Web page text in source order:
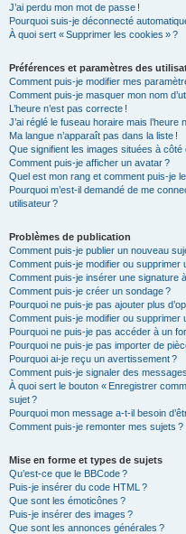
J’ai perdu mon mot de passe !
Pourquoi suis-je déconnecté
À quoi sert « Supprimer les cookies » ?
Préférences et paramètres des
Comment puis-je modifier mes
Comment puis-je masquer mon nom
L’heure n’est pas correcte !
J’ai réglé le fuseau horaire mais l’heure
Ma langue n’apparaît pas dans la liste !
Que signifient les images situées à côté
Comment puis-je afficher un avatar ?
Quel est mon rang et comment puis-je
Pourquoi m’est-il demandé de me
utilisateur ?
Problèmes de publication
Comment puis-je publier un nouveau
Comment puis-je modifier ou supprimer
Comment puis-je insérer une signature
Comment puis-je créer un sondage ?
Pourquoi ne puis-je pas ajouter plus
Comment puis-je modifier ou supprimer
Pourquoi ne puis-je pas accéder à un
Pourquoi ne puis-je pas importer de
Pourquoi ai-je reçu un avertissement ?
Comment puis-je signaler des
À quoi sert le bouton « Enregistrer
sujet ?
Pourquoi mon message a-t-il besoin
Comment puis-je remonter mes sujets ?
Mise en forme et types de sujets
Qu’est-ce que le BBCode ?
Puis-je insérer du code HTML ?
Que sont les émoticônes ?
Puis-je insérer des images ?
Que sont les annonces générales ?